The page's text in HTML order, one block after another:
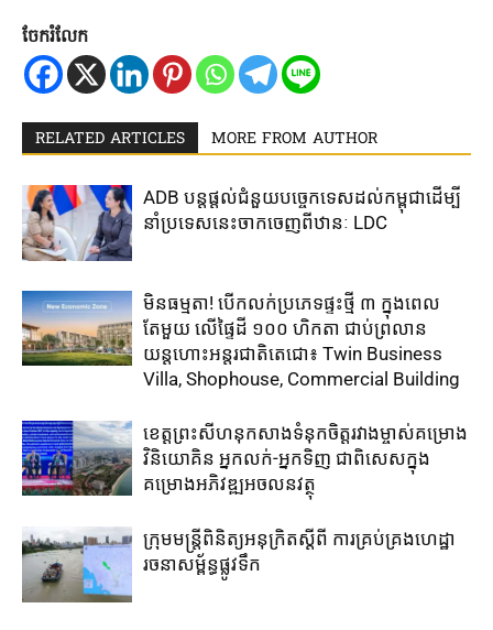
ចែករំលែក
RELATED ARTICLES MORE FROM AUTHOR
ADB បន្ត​ផ្តល់​ជំនួយ​បច្ចេកទេស​ដល់​កម្ពុជា​ដើម្បី​
នាំ​ប្រទេស​នេះ​ចាក​ចេញ​ពី​ឋានៈ LDC
មិនធម្មតា! បើកលក់ប្រភេទផ្ទះថ្មី ៣ ក្នុងពេល
តែមួយ លើផ្ទៃដី ១០០ ហិកតា ​ជាប់​ព្រលាន
យន្តហោះ​អន្តរជាតិតេជោ៖ ​Twin Business
Villa, Shophouse, Commercial Building
ខេត្តព្រះសីហនុ​កសាង​ទំនុក​ចិត្តរវាង​ម្ចាស់​គម្រោង
​វិនិយោគិន​ អ្នកលក់-អ្នកទិញ ​ជាពិសេស​ក្នុង​
គម្រោង​អភិវឌ្ឍ​អចលនវត្ថុ
ក្រុមមន្រ្តីពិនិត្យអនុក្រិតស្តីពី ការគ្រប់គ្រងហេដ្ឋា
រចនាសម្ព័ន្ធផ្លូវទឹក